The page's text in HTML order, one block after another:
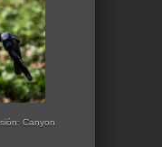
Canyon